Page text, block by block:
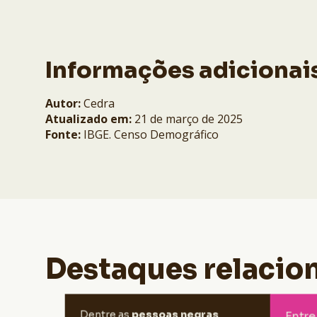
Informações
Autor:Cedra
Atualizado em: 21 de março de 2025
Fonte: IBGE. Censo Demográfico
Destaques
Em 2012, dentre as
pessoas negras